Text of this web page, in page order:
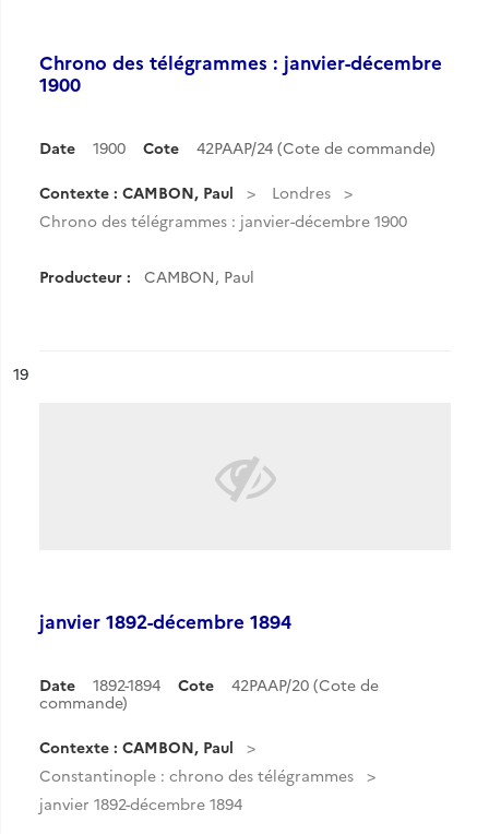
Chrono des télégrammes : janvier-décembre
1900
Date 1900 Cote 42PAAP/24 (Cote de commande)
Contexte : CAMBON, Paul
Londres
Chrono des télégrammes : janvier-décembre 1900
Producteur : CAMBON, Paul
n°
19
janvier 1892-décembre 1894
Date 1892-1894 Cote
42PAAP/20 (Cote de
commande)
Contexte : CAMBON, Paul
Constantinople : chrono des télégrammes
janvier 1892-décembre 1894